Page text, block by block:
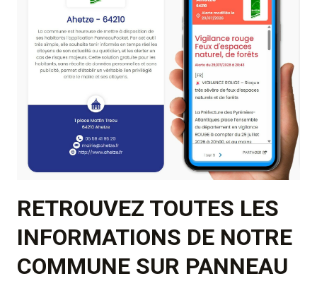
RETROUVEZ TOUTES LES
INFORMATIONS DE NOTRE
COMMUNE SUR PANNEAU